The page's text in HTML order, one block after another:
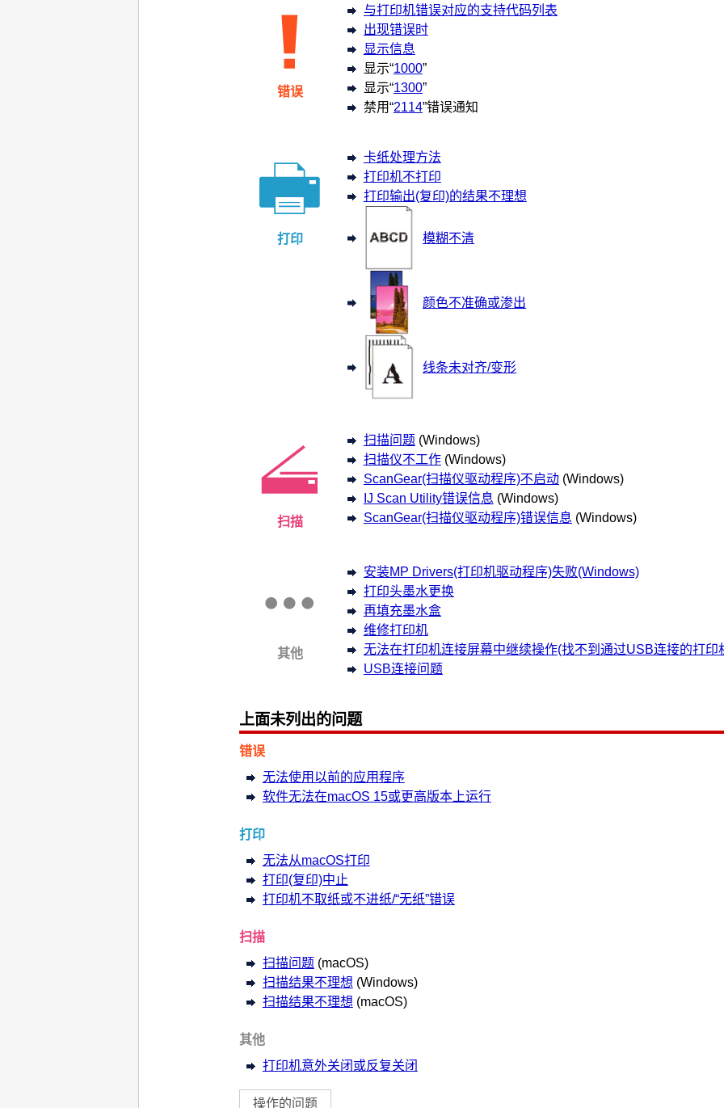
错误
与打印机错误对应的支持代码列表
出现错误时
显示信息
显示“1000”
显示“1300”
禁用“2114”错误通知
打印
卡纸处理方法
打印机不打印
打印输出(复印)的结果不理想
模糊不清
颜色不准确或渗出
线条未对齐/变形
扫描
扫描问题 (Windows)
扫描仪不工作 (Windows)
ScanGear(扫描仪驱动程序)不启动 (Windows)
IJ Scan Utility错误信息 (Windows)
ScanGear(扫描仪驱动程序)错误信息 (Windows)
其他
安装MP Drivers(打印机驱动程序)失败(Windows)
打印头墨水更换
再填充墨水盒
维修打印机
无法在打印机连接屏幕中继续操作(找不到通过USB连接的打印
USB连接问题
上面未列出的问题
错误
无法使用以前的应用程序
软件无法在macOS 15或更高版本上运行
打印
无法从macOS打印
打印(复印)中止
打印机不取纸或不进纸/“无纸”错误
扫描
扫描问题 (macOS)
扫描结果不理想 (Windows)
扫描结果不理想 (macOS)
其他
打印机意外关闭或反复关闭
操作的问题